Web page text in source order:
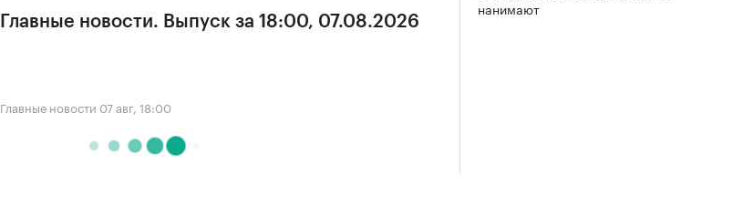
Главные новости. Выпуск за 18:00, 07.08.2026
Главные новости 07 авг, 18:00
нанимают